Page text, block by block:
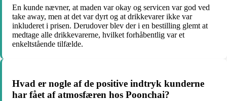
En kunde nævner, at maden var okay og servicen var god ved
take away, men at det var dyrt og at drikkevarer ikke var
inkluderet i prisen. Derudover blev der i en bestilling glemt at
medtage alle drikkevarerne, hvilket forhåbentlig var et
enkeltstående tilfælde.
Hvad er nogle af de positive indtryk kunderne
har fået af atmosfæren hos Poonchai?